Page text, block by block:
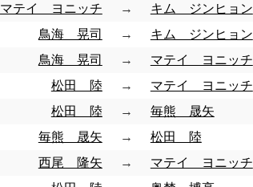
マテイ ヨニッチ → キム ジンヒョン
鳥海 晃司 → キム ジンヒョン
鳥海 晃司 → マテイ ヨニッチ
松田 陸 → マテイ ヨニッチ
松田 陸 → 毎熊 晟矢
毎熊 晟矢 → 松田 陸
西尾 隆矢 → マテイ ヨニッチ